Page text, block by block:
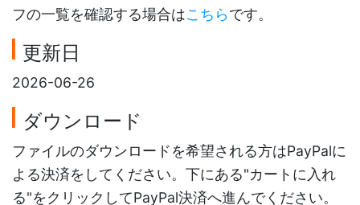
フの一覧を確認する場合はこちらです。
更新日
2026-06-26
ダウンロード
ファイルのダウンロードを希望される方はPayPalに
よる決済をしてください。下にある"カートに入れ
る"をクリックしてPayPal決済へ進んでください。